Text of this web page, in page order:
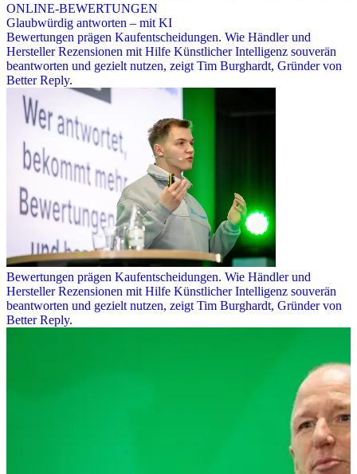
ONLINE-BEWERTUNGEN
Glaubwürdig antworten – mit KI
Bewertungen prägen Kaufentscheidungen. Wie Händler und
Hersteller Rezensionen mit Hilfe Künstlicher Intelligenz souverän
beantworten und gezielt nutzen, zeigt Tim Burghardt, Gründer von
Better Reply.
Bewertungen prägen Kaufentscheidungen. Wie Händler und
Hersteller Rezensionen mit Hilfe Künstlicher Intelligenz souverän
beantworten und gezielt nutzen, zeigt Tim Burghardt, Gründer von
Better Reply.